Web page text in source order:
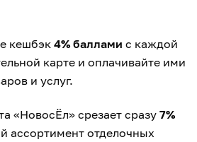
кешбэк 4% баллами с каждой
карте и оплачивайте ими
и услуг.
«НовосЁл» срезает сразу 7%
ассортимент отделочных